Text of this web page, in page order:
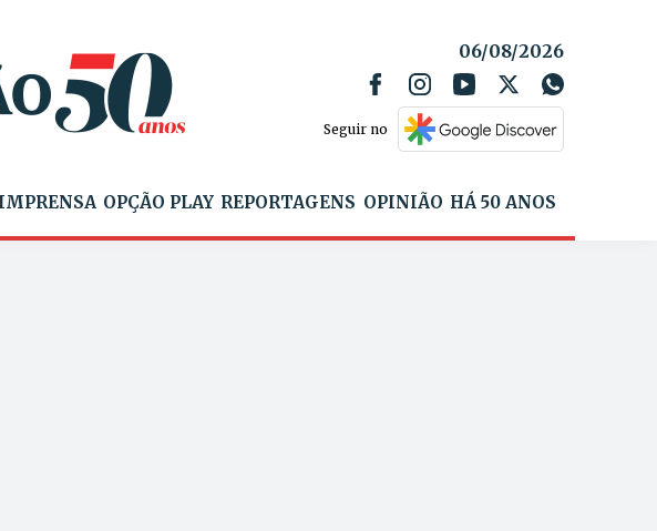
06/08/2026
Seguir no
IMPRENSA OPÇÃO PLAY REPORTAGENS OPINIÃO HÁ 50 ANOS